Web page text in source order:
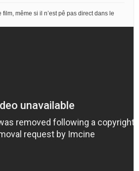
film, même si il n’est pê pas direct dans le